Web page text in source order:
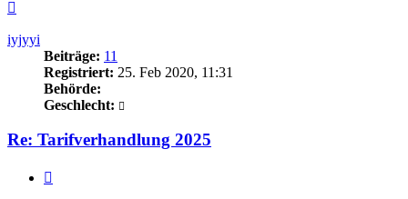
iyjyyi
Beiträge: 11
Registriert: 25. Feb 2020, 11:31
Behörde:
Geschlecht:
Re: Tarifverhandlung 2025